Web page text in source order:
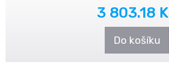
3 803.18
Do košíku